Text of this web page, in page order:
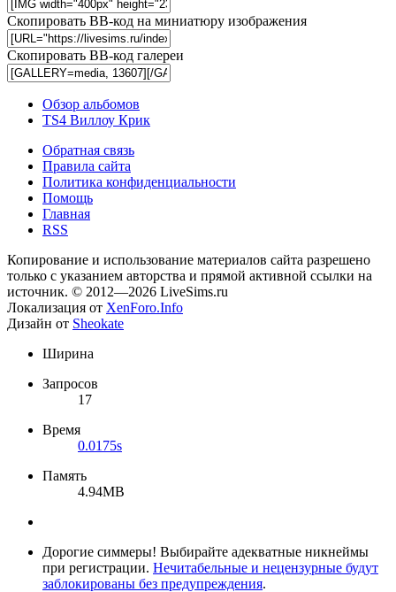
Скопировать BB-код на миниатюру изображения
Скопировать BB-код галереи
Обзор альбомов
TS4 Виллоу Крик
Обратная связь
Правила сайта
Политика конфиденциальности
Помощь
Главная
RSS
Копирование и использование материалов сайта разрешено
только с указанием авторства и прямой активной ссылки на
источник. © 2012—2026 LiveSims.ru
Локализация от XenForo.Info
Дизайн от Sheokate
Ширина
Запросов
17
Время
0.0175s
Память
4.94MB
Дорогие симмеры! Выбирайте адекватные никнеймы
при регистрации. Нечитабельные и нецензурные будут
заблокированы без предупреждения.